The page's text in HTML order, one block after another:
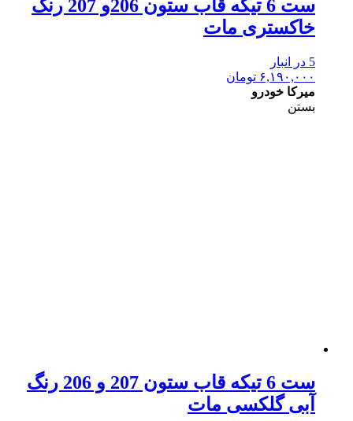
ست 6 تیکه قاب ستون 206و 207 رنگ
خاکستری مات
5 در انبار
۶,۱۹۰,۰۰۰ تومان
میرکا خودرو
بستن
ست 6 تیکه قاب ستون 207 و 206 رنگ
آبی گلکسی مات